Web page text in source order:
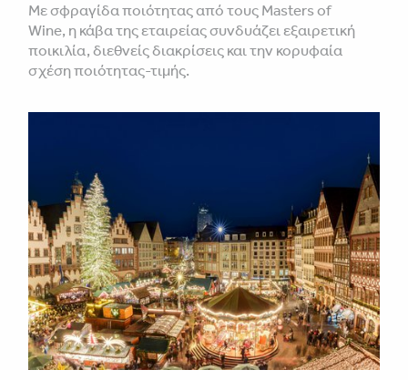
Με σφραγίδα ποιότητας από τους Masters of
Wine, η κάβα της εταιρείας συνδυάζει εξαιρετική
ποικιλία, διεθνείς διακρίσεις και την κορυφαία
σχέση ποιότητας-τιμής.